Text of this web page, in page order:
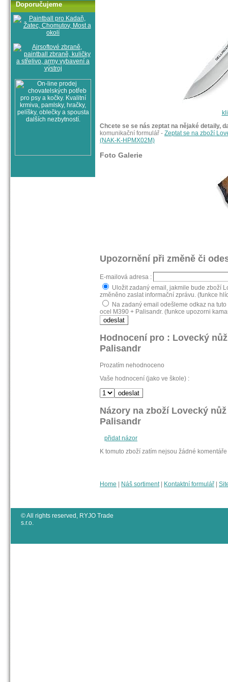
Chcete se se nás zeptat na nějaké detaily,
komunikační formulář - Zeptat se na zboží
(NAK-K-HPMX02M)
Foto Galerie
Upozornění při změně či
E-mailová adresa :
Uložit zadaný email, jakmile bude zboží
změněno zaslat informační zprávu. (funkce
Na zadaný email odešleme odkaz na
ocel M390 + Palisandr. (funkce upozorni
Hodnocení pro : Lovecký
Palisandr
Prozatím nehodnoceno
Vaše hodnocení (jako ve škole) :
Názory na zboží Lovecký
Palisandr
přidat názor
K tomuto zboží zatím nejsou žádné komentáře
Home | Náš sortiment | Kontaktní formulář |
Doporučujeme
© All rights reserved, RYJO Trade
s.r.o.